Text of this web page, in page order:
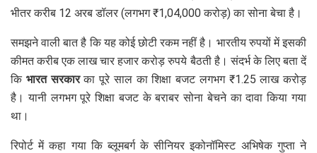
भीतर करीब 12 अरब डॉलर (लगभग ₹1,04,000 करोड़) का सोना बेचा है।
समझने वाली बात है कि यह कोई छोटी रकम नहीं है। भारतीय रुपयों में इसकी
कीमत करीब एक लाख चार हजार करोड़ रुपये बैठती है। संदर्भ के लिए बता दें
कि भारत सरकारका पूरे साल का शिक्षा बजट लगभग ₹1.25 लाख करोड़
है। यानी लगभग पूरे शिक्षा बजट के बराबर सोना बेचने का दावा किया गया
था।
रिपोर्ट में कहा गया कि ब्लूमबर्ग के सीनियर इकोनॉमिस्ट अभिषेक गुप्ता ने